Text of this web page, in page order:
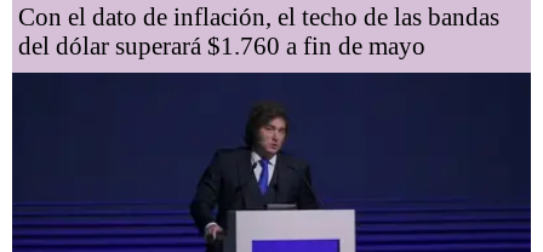
Con el dato de inflación, el techo de las bandas
del dólar superará $1.760 a fin de mayo